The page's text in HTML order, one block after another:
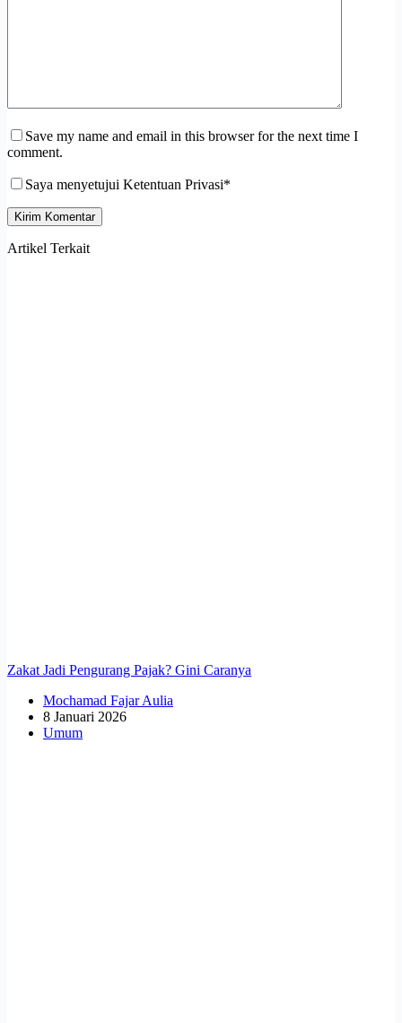
Save my name and email in this browser for the next time I
comment.
Saya menyetujui Ketentuan Privasi*
Kirim Komentar
Artikel Terkait
Zakat Jadi Pengurang Pajak? Gini Caranya
Mochamad Fajar Aulia
8 Januari 2026
Umum